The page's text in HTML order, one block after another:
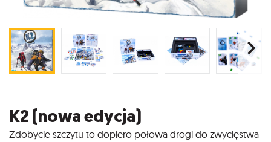
K2 (nowa edycja)
Zdobycie szczytu to dopiero połowa drogi do zwycięstwa